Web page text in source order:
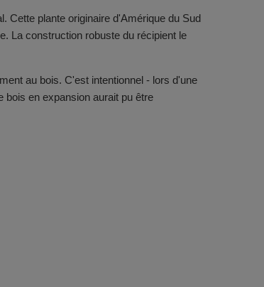
Cette plante originaire d'Amérique du Sud
La construction robuste du récipient le
au bois. C'est intentionnel - lors d'une
bois en expansion aurait pu être